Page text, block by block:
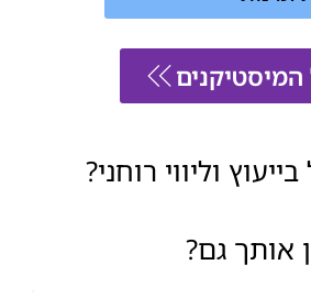
המיסטיקנים
וליווי רוחני?
אותך גם?